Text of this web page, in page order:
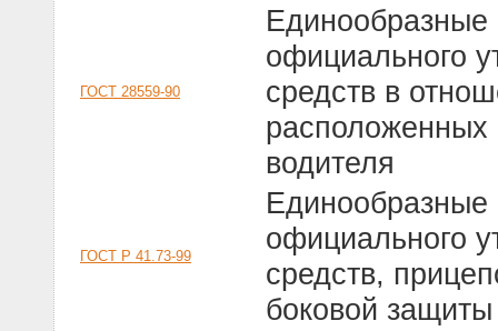
ГОСТ 28559-90
официального
средств в
водителя
ГОСТ Р 41.73-99
официального
средств,
боковой защиты